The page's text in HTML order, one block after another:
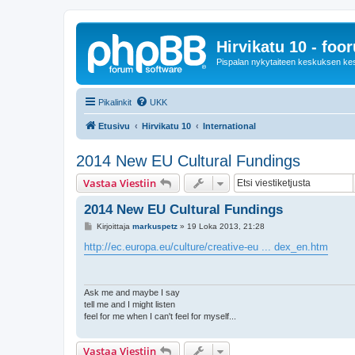
Hirvikatu 10 -
Pispalan nykytaiteen keskuksen
Pikalinkit UKK
Etusivu Hirvikatu 10 International
2014 New EU Cultural Fundings
Vastaa Viestiin
2014 New EU Cultural Fundings
V
e
s
Kirjoittaja markuspetz» 19 Loka 2013, 21:28
http://ec.europa.eu/culture/creative-eu ... dex_en.htm
Ask me and maybe I say
tell me and I might listen
feel for me when I can't feel for myself...
Vastaa Viestiin